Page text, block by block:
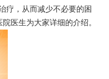
疗，从而减少不必要的困
医生为大家详细的介绍。